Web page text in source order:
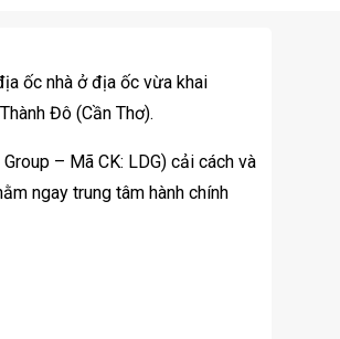
ốc nhà ở địa ốc vừa khai
Đô (Cần Thơ).
– Mã CK: LDG) cải cách và
ngay trung tâm hành chính